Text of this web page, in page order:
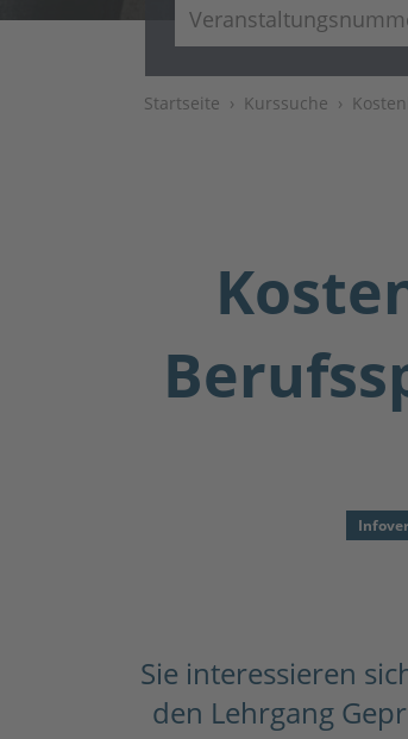
Startseite Kurssuche
Sie interessieren
den Lehrgang